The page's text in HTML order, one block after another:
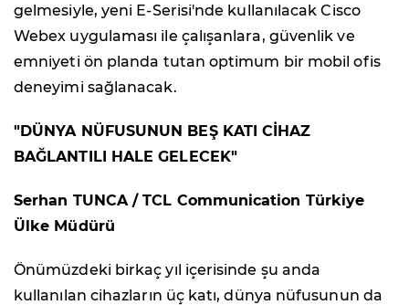
gelmesiyle, yeni E-Serisi'nde kullanılacak Cisco
Webex uygulaması ile çalışanlara, güvenlik ve
emniyeti ön planda tutan optimum bir mobil ofis
deneyimi sağlanacak.
"DÜNYA NÜFUSUNUN BEŞ KATI CİHAZ
BAĞLANTILI HALE GELECEK"
Serhan TUNCA / TCL Communication Türkiye
Ülke Müdürü
Önümüzdeki birkaç yıl içerisinde şu anda
kullanılan cihazların üç katı, dünya nüfusunun da